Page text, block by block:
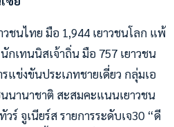
ชนไทย มือ 1,944 เยาวชนโลก แพ้
กเทนนิสเจ้าถิ่น มือ 757 เยาวชน
แข่งขันประเภทชายเดี่ยว กลุ่มเอ
นานาชาติ สะสมคะแนนเยาวชน
ร์ จูเนียร์ส รายการระดับเจ30 “ดี